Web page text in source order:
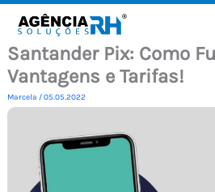
para
conteúdo
Santander Pix: Como
Vantagens e Tarifas!
Marcela /05.05.2022